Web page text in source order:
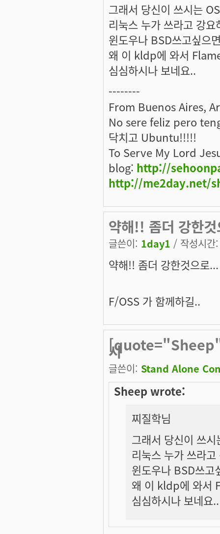
그래서 당신이 쓰시는
리눅스 누가 쓰라고 강요
윈도우나 BSD쓰고싶으
왜 이 kldp에 와서
심심하시나 보네요..
--------
From Buenos Aires,
No sere feliz pero
닥치고 Ubuntu!!!!!
To Serve My Lord
blog: http://
http://me2day.net/
약해!! 좀더 강한
글쓴이: 1day1 / 작성시
약해!! 좀더 강한것으로...
F/OSS 가 함께하길..
시
글쓴이: Stand Alone
Sheep wrote:
찌질학님
그래서 당신이 쓰
리눅스 누가 쓰라
윈도우나 BSD쓰고
왜 이 kldp에 와서
심심하시나 보네요..